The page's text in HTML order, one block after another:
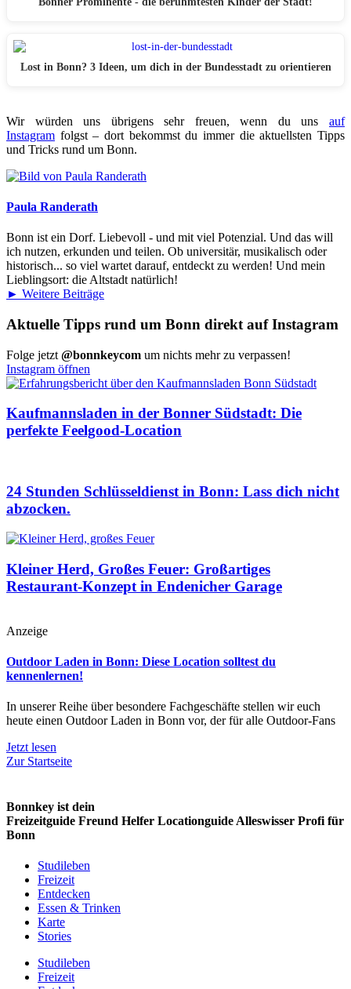
Lost in Bonn? 3 Ideen, um dich in der Bundesstadt zu orientieren
Wir würden uns übrigens sehr freuen, wenn du uns auf
Instagram folgst – dort bekommst du immer die aktuellsten Tipps
und Tricks rund um Bonn.
Paula Randerath
Bonn ist ein Dorf. Liebevoll - und mit viel Potenzial. Und das will
ich nutzen, erkunden und teilen. Ob universitär, musikalisch oder
historisch... so viel wartet darauf, entdeckt zu werden! Und mein
Lieblingsort: die Altstadt natürlich!
► Weitere Beiträge
Aktuelle Tipps rund um Bonn direkt auf Instagram
Folge jetzt @bonnkeycom um nichts mehr zu verpassen!
Instagram öffnen
Kaufmannsladen in der Bonner Südstadt: Die
perfekte Feelgood-Location
24 Stunden Schlüsseldienst in Bonn: Lass dich nicht
abzocken.
Kleiner Herd, Großes Feuer: Großartiges
Restaurant-Konzept in Endenicher Garage
Anzeige
Outdoor Laden in Bonn: Diese Location solltest du
kennenlernen!
In unserer Reihe über besondere Fachgeschäfte stellen wir euch
heute einen Outdoor Laden in Bonn vor, der für alle Outdoor-Fans
Jetzt lesen
Zur Startseite
Bonnkey ist dein
Freizeitguide Freund Helfer Locationguide Alleswisser Profi für
Bonn
Studileben
Freizeit
Entdecken
Essen & Trinken
Karte
Stories
Studileben
Freizeit